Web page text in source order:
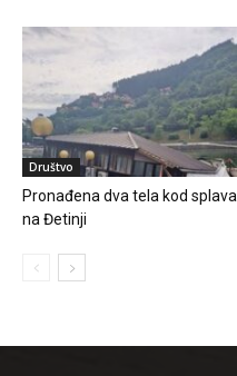
Društvo
Pronađena dva tela kod splava
na Đetinji